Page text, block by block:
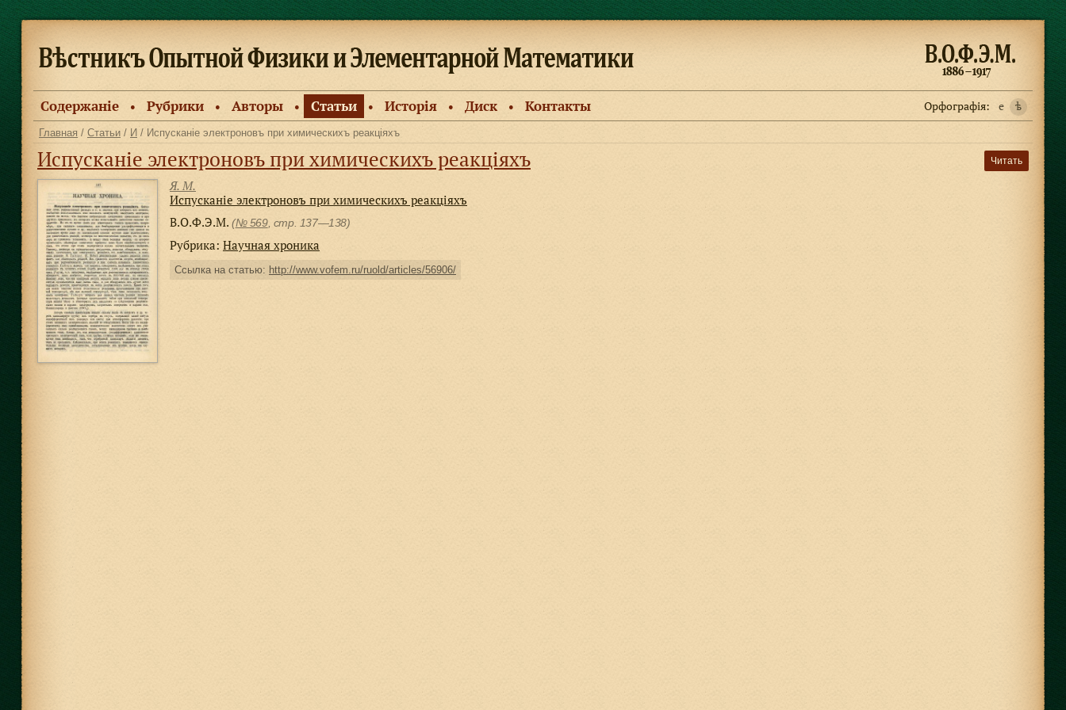
Содержанiе ● Рубрики ● Авторы ● Статьи ● Исторiя ● Диск ● Контакты Орфографiя: e ѣ
Главная / Статьи / И / Испусканіе электроновъ при химическихъ реакціяхъ
Читать
Испусканіе электроновъ при химическихъ реакціяхъ
Я. М.
Испусканіе электроновъ при химическихъ реакціяхъ
В.О.Ф.Э.М. (№ 569, стр. 137—138)
Рубрика: Научная хроника
Ссылка на статью: http://www.vofem.ru/ruold/articles/56906/